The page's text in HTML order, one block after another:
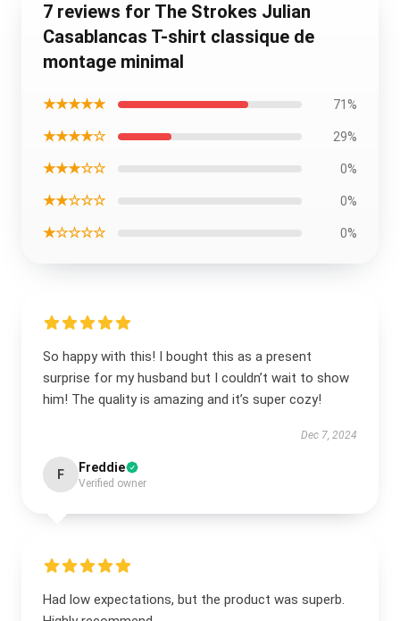
7 reviews for The Strokes Julian
Casablancas T-shirt classique de
montage minimal
★★★★★ 71%
★★★★☆ 29%
★★★☆☆ 0%
★★☆☆☆ 0%
★☆☆☆☆ 0%
So happy with this! I bought this as a present
surprise for my husband but I couldn’t wait to show
him! The quality is amazing and it’s super cozy!
Dec 7, 2024
F Freddie
Verified owner
Had low expectations, but the product was superb.